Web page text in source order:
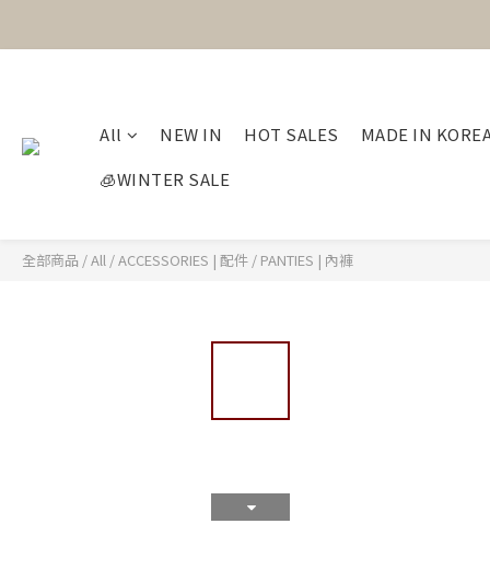
All NEW IN HOT SALES
MADE IN
🧊WINTER SALE
全部商品 /All /ACCESSORIES | 配件 / PANTIES | 內褲